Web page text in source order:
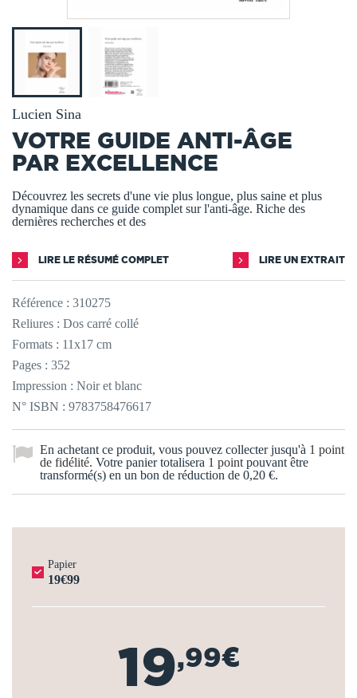
Lucien Sina
VOTRE GUIDE ANTI-ÂGE
PAR EXCELLENCE
Découvrez les secrets d'une vie plus longue, plus saine et plus
dynamique dans ce guide complet sur l'anti-âge. Riche des
dernières recherches et des
LIRE LE RÉSUMÉ COMPLET LIRE UN EXTRAIT
Référence : 310275
Reliures : Dos carré collé
Formats : 11x17 cm
Pages : 352
Impression : Noir et blanc
N° ISBN : 9783758476617
En achetant ce produit, vous pouvez collecter jusqu'à 1 point
de fidélité. Votre panier totalisera 1 point pouvant être
transformé(s) en un bon de réduction de 0,20 €.
Papier
19€99
19,99€